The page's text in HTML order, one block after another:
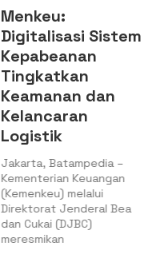
Menkeu:
Digitalisasi Sistem
Kepabeanan
Tingkatkan
Keamanan dan
Kelancaran
Logistik
Jakarta, Batampedia –
Kementerian Keuangan
(Kemenkeu) melalui
Direktorat Jenderal Bea
dan Cukai (DJBC)
meresmikan